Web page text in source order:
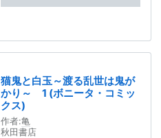
猫鬼と白玉～渡る乱世は鬼が
かり～ 1 (ボニータ・コミッ
クス)
作者:亀
秋田書店